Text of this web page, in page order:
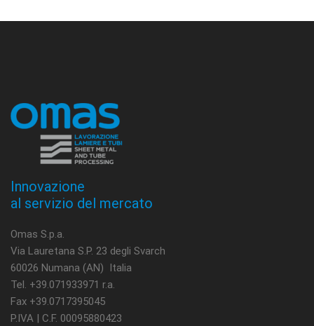
Innovazione
al servizio del mercato
Omas S.p.a.
Via Lauretana S.P. 23 degli Svarch
60026 Numana (AN) Italia
Tel. +39.071933971 r.a.
Fax +39.0717395045
P.IVA | C.F. 00095880423